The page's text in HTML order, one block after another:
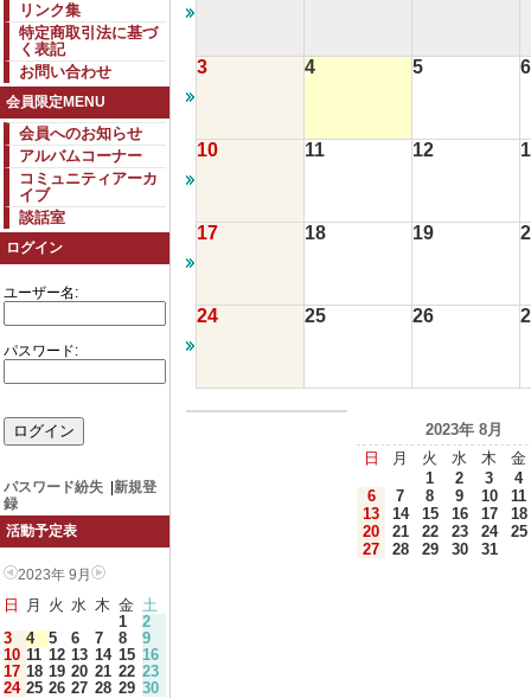
リンク集
特定商取引法に基づ
く表記
お問い合わせ
会員限定MENU
会員へのお知らせ
アルバムコーナー
コミュニティアーカ
イブ
談話室
ログイン
ユーザー名:
パスワード:
パスワード紛失
新規登
録
活動予定表
2023年 9月
日 月 火 水 木 金 土
1
2
3
4 5 6 7 8
9
10 11 12 13 14 15 16
17 18 19 20 21 22 23
24 25 26 27 28 29 30
3 4 5 6
10 11 12
17 18 19
24 25 26
2023年 8月
日
月 火 水 木
金
1
2 3
4
6
7 8 9 10
11
13
14 15 16 17
18
20
21 22 23 24
25
27
28 29 30 31